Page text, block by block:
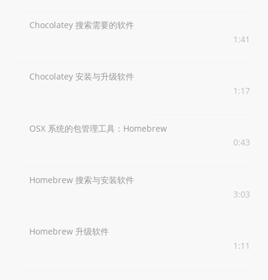
Chocolatey 搜索需要的软件
1:41
Chocolatey 安装与升级软件
1:17
OSX 系统的包管理工具：Homebrew
0:43
Homebrew 搜索与安装软件
3:03
Homebrew 升级软件
1:11